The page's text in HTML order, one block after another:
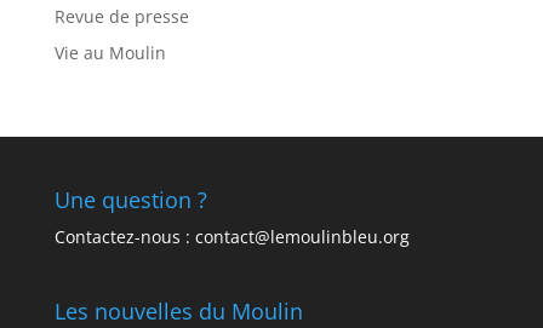
Revue de presse
Vie au Moulin
Une question ?
Contactez-nous : contact@lemoulinbleu.org
Les nouvelles du Moulin